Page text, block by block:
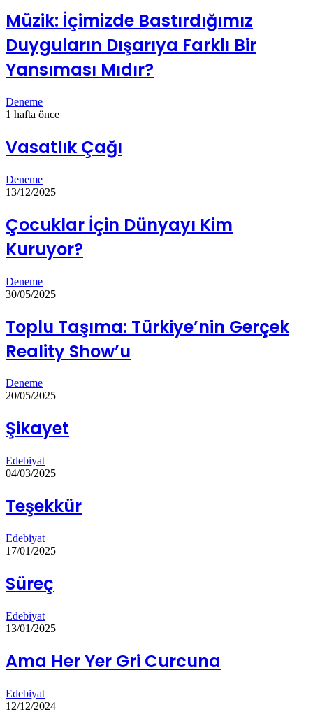
Müzik: İçimizde Bastırdığımız
Duyguların Dışarıya Farklı Bir
Yansıması Mıdır?
Deneme
1 hafta önce
Vasatlık Çağı
Deneme
13/12/2025
Çocuklar İçin Dünyayı Kim
Kuruyor?
Deneme
30/05/2025
Toplu Taşıma: Türkiye’nin Gerçek
Reality Show’u
Deneme
20/05/2025
Şikayet
Edebiyat
04/03/2025
Teşekkür
Edebiyat
17/01/2025
Süreç
Edebiyat
13/01/2025
Ama Her Yer Gri Curcuna
Edebiyat
12/12/2024